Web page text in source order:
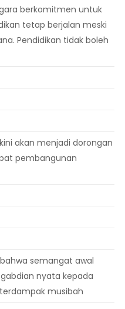
berkomitmen untuk
tetap berjalan meski
Pendidikan tidak boleh
akan menjadi dorongan
pembangunan
semangat awal
nyata kepada
musibah